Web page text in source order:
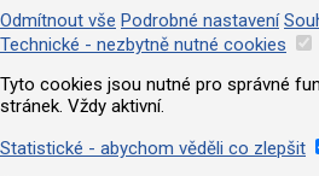
Odmítnout vše Podrobné nastavení
Technické - nezbytně nutné cookies
Tyto cookies jsou nutné pro správné
stránek. Vždy aktivní.
Statistické - abychom věděli co zlepšit